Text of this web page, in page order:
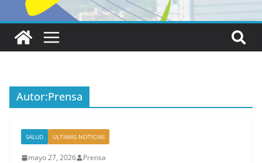
Autor:Prensa
SALUD ULTIMAS NOTICIAS
mayo 27, 2026 Prensa